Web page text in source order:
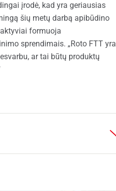
įrodė, kad yra geriausias
šių metų darbą apibūdino
formuoja
sprendimais. „Roto FTT yra
ar tai būtų produktų